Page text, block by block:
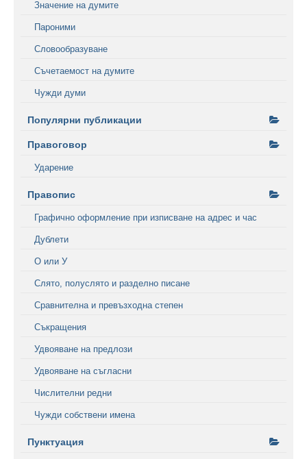
Значение на думите
Пароними
Словообразуване
Съчетаемост на думите
Чужди думи
Популярни публикации
Правоговор
Ударение
Правопис
Графично оформление при изписване на адрес и час
Дублети
О или У
Слято, полуслято и разделно писане
Сравнителна и превъзходна степен
Съкращения
Удвояване на предлози
Удвояване на съгласни
Числителни редни
Чужди собствени имена
Пунктуация